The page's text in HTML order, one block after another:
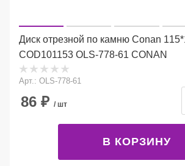
Диск отрезной по камню Conan
COD101153 OLS-778-61 CONAN
Арт.: OLS-778-61
86 ₽ / шт
В КОРЗИНУ